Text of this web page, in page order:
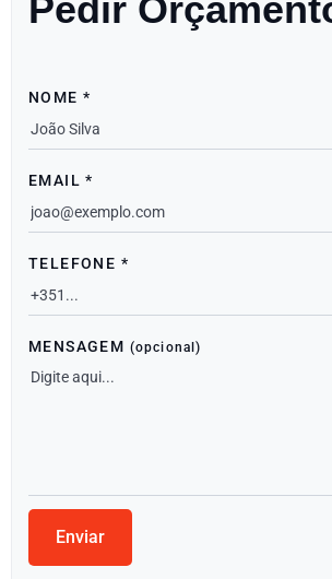
Pedir
NOME *
EMAIL *
TELEFONE *
MENSAGEM (opcional)
Enviar